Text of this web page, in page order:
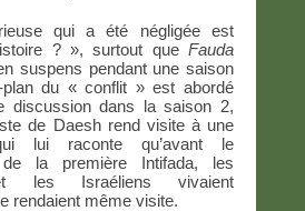
qui a été négligée est
? », surtout que Fauda
suspens pendant une saison
plan du « conflit » est abordé
discussion dans la saison 2,
de Daesh rend visite à une
lui raconte qu’avant le
de la première Intifada, les
les Israéliens vivaient
rendaient même visite.